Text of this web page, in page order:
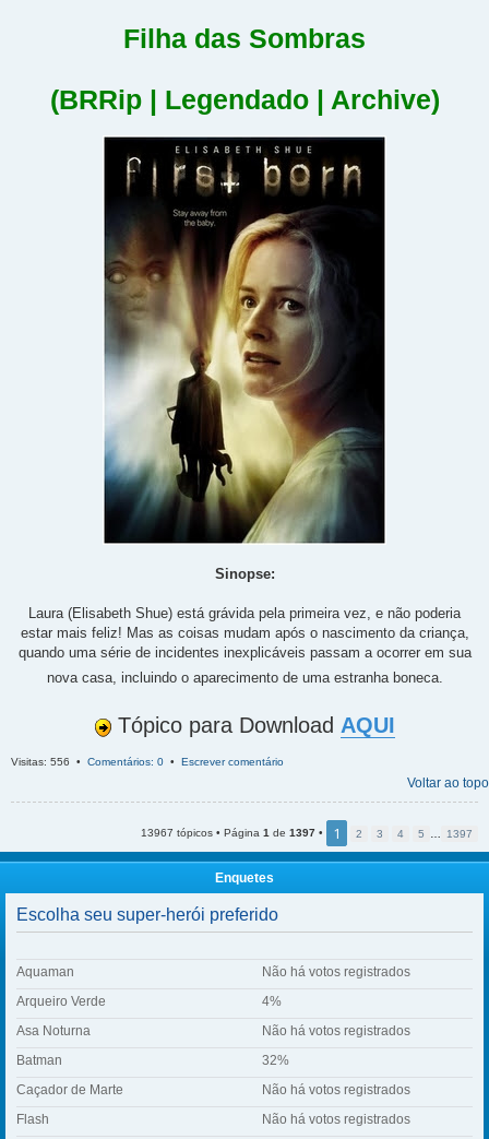
Filha das Sombras
(BRRip | Legendado | Archive)
Sinopse:
Laura (Elisabeth Shue) está grávida pela primeira vez, e não poderia
estar mais feliz! Mas as coisas mudam após o nascimento da criança,
quando uma série de incidentes inexplicáveis passam a ocorrer em sua
nova casa, incluindo o aparecimento de uma estranha boneca.
Tópico para Download AQUI
Visitas: 556 • Comentários: 0 • Escrever comentário
Voltar ao topo
13967 tópicos • Página 1 de 1397 • 1 2 3 4 5 1397
Enquetes
Escolha seu super-herói preferido
Aquaman
Não há votos registrados
Arqueiro Verde
4%
Asa Noturna
Não há votos registrados
Batman
32%
Caçador de Marte
Não há votos registrados
Flash
Não há votos registrados